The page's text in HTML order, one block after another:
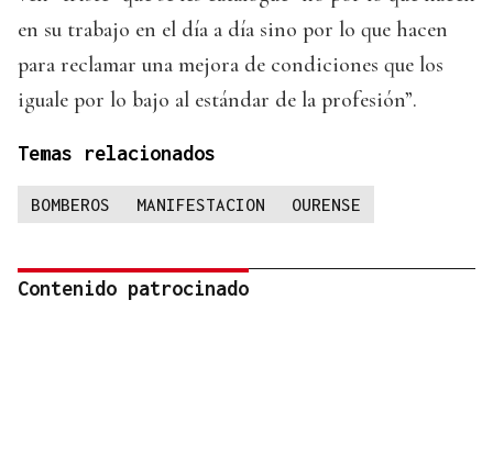
en su trabajo en el día a día sino por lo que hacen
para reclamar una mejora de condiciones que los
iguale por lo bajo al estándar de la profesión”.
Temas relacionados
BOMBEROS MANIFESTACION OURENSE
Contenido patrocinado